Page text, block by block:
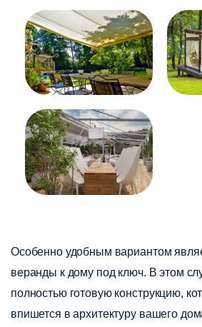
Особенно удобным вариантом
веранды к дому под ключ. В этом
полностью готовую конструкцию,
впишется в архитектуру вашего